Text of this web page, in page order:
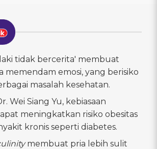
tidak bercerita' membuat
memendam emosi, yang berisiko
masalah kesehatan.
Wei Siang Yu, kebiasaan
meningkatkan risiko obesitas
kronis seperti diabetes.
membuat pria lebih sulit